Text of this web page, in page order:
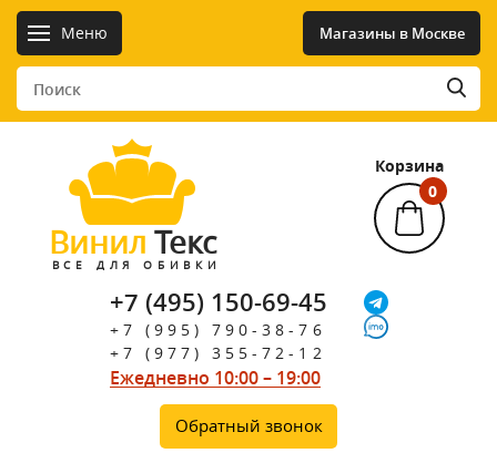
Меню Магазины в Москве
Винил Текс
ВСЕ ДЛЯ ОБИВКИ
+7 (495) 150-69-45
+7 (995) 790-38-76
+7 (977) 355-72-12
Ежедневно 10:00 – 19:00
Обратный звонок
Корзина
0